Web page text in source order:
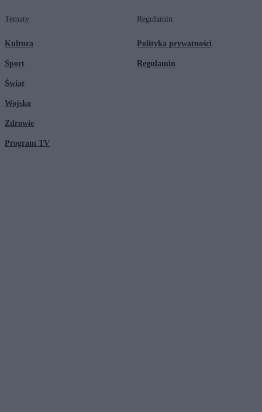
Tematy
Kultura
Sport
Świat
Wojsko
Zdrowie
Program TV
Regulamin
Polityka prywatności
Regulamin